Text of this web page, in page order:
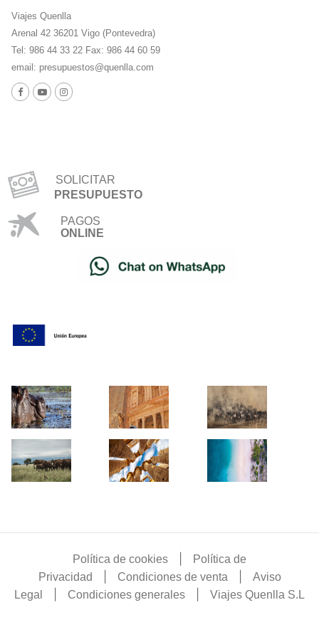
Viajes Quenlla
Arenal 42 36201 Vigo (Pontevedra)
Tel: 986 44 33 22 Fax: 986 44 60 59
email: presupuestos@quenlla.com
SOLICITAR
PRESUPUESTO
PAGOS
ONLINE
Política de cookies
Política de
Privacidad
Condiciones de venta
Aviso
Legal
Condiciones generales Viajes Quenlla S.L